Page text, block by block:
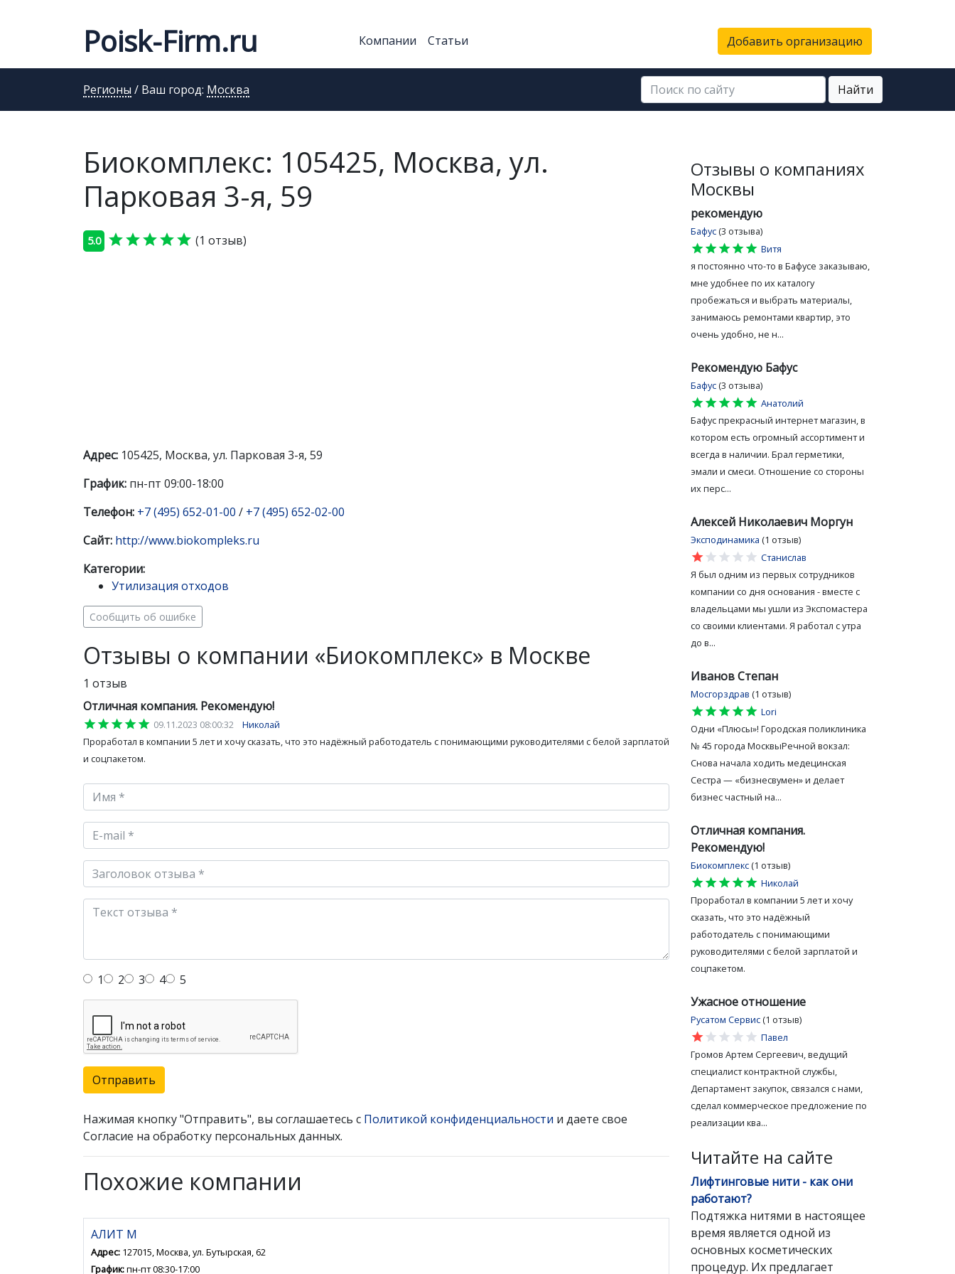
Poisk-Firm.ru Компании Статьи Добавить организацию
Регионы / Ваш город: Москва Найти
Биокомплекс: 105425, Москва, ул.
Парковая 3-я, 59
5.0 star
star
star
star
star (1 отзыв)
Адрес: 105425, Москва, ул. Парковая 3-я, 59
График: пн-пт 09:00-18:00
Телефон: +7 (495) 652-01-00 / +7 (495) 652-02-00
Сайт: http://www.biokompleks.ru
Категории:
Утилизация отходов
Сообщить об ошибке
Отзывы о компании «Биокомплекс» в Москве
1 отзыв
Отличная компания. Рекомендую!
star
star
star
star
star 09.11.2023 08:00:32
Николай
Проработал в компании 5 лет и хочу сказать, что это надёжный работодатель с понимающими руководителями с белой зарплатой
и соцпакетом.
1 2 3 4 5
Отправить
Нажимая кнопку "Отправить", вы соглашаетесь с Политикой конфиденциальности и даете свое
Согласие на обработку персональных данных.
Похожие компании
АЛИТ М
Адрес: 127015, Москва, ул. Бутырская, 62
График:пн-пт 08:30-17:00
Отзывы о компаниях
Москвы
рекомендую
Бафус (3 отзыва)
star
star
star
star
star
Витя
я постоянно что-то в Бафусе заказываю,
мне удобнее по их каталогу
пробежаться и выбрать материалы,
занимаюсь ремонтами квартир, это
очень удобно, не н...
Рекомендую Бафус
Бафус (3 отзыва)
star
star
star
star
star
Анатолий
Бафус прекрасный интернет магазин, в
котором есть огромный ассортимент и
всегда в наличии. Брал герметики,
эмали и смеси. Отношение со стороны
их перс...
Алексей Николаевич Моргун
Эксподинамика (1 отзыв)
star
star
star
star
star
Станислав
Я был одним из первых сотрудников
компании со дня основания - вместе с
владельцами мы ушли из Экспомастера
со своими клиентами. Я работал с утра
до в...
Иванов Степан
Мосгорздрав (1 отзыв)
star
star
star
star
star
Lori
Одни «Плюсы»! Городская поликлиника
№ 45 города МосквыРечной вокзал:
Снова начала ходить медецинская
Сестра — «бизнесвумен» и делает
бизнес частный на...
Отличная компания.
Рекомендую!
Биокомплекс (1 отзыв)
star
star
star
star
star
Николай
Проработал в компании 5 лет и хочу
сказать, что это надёжный
работодатель с понимающими
руководителями с белой зарплатой и
соцпакетом.
Ужасное отношение
Русатом Сервис (1 отзыв)
star
star
star
star
star
Павел
Громов Артем Сергеевич, ведущий
специалист контрактной службы,
Департамент закупок, связался с нами,
сделал коммерческое предложение по
реализации ква...
Читайте на сайте
Лифтинговые нити - как они
работают?
Подтяжка нитями в настоящее
время является одной из
основных косметических
процедур. Их предлагает